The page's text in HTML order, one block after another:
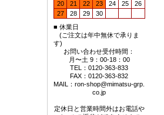
20
21 22 23 24 25
26
27
28 29
30
■ 休業日
(ご注文は年中無休で承りま
す)
お問い合わせ受付時間：
月〜土 9：00-18：00
TEL：0120-363-833
FAX：0120-363-832
MAIL： ron-shop@mimatsu-grp.
co.jp
定休日と営業時間外はお電話や